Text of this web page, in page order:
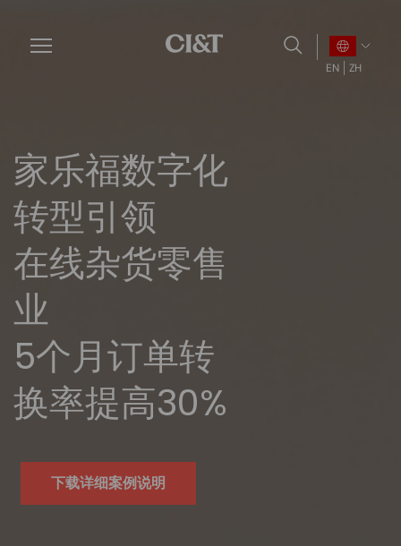
to
main
EN ZH
家乐福数字化
转型引领
在线杂货零售
业
5个月订单转
换率提高30%
下载详细案例说明